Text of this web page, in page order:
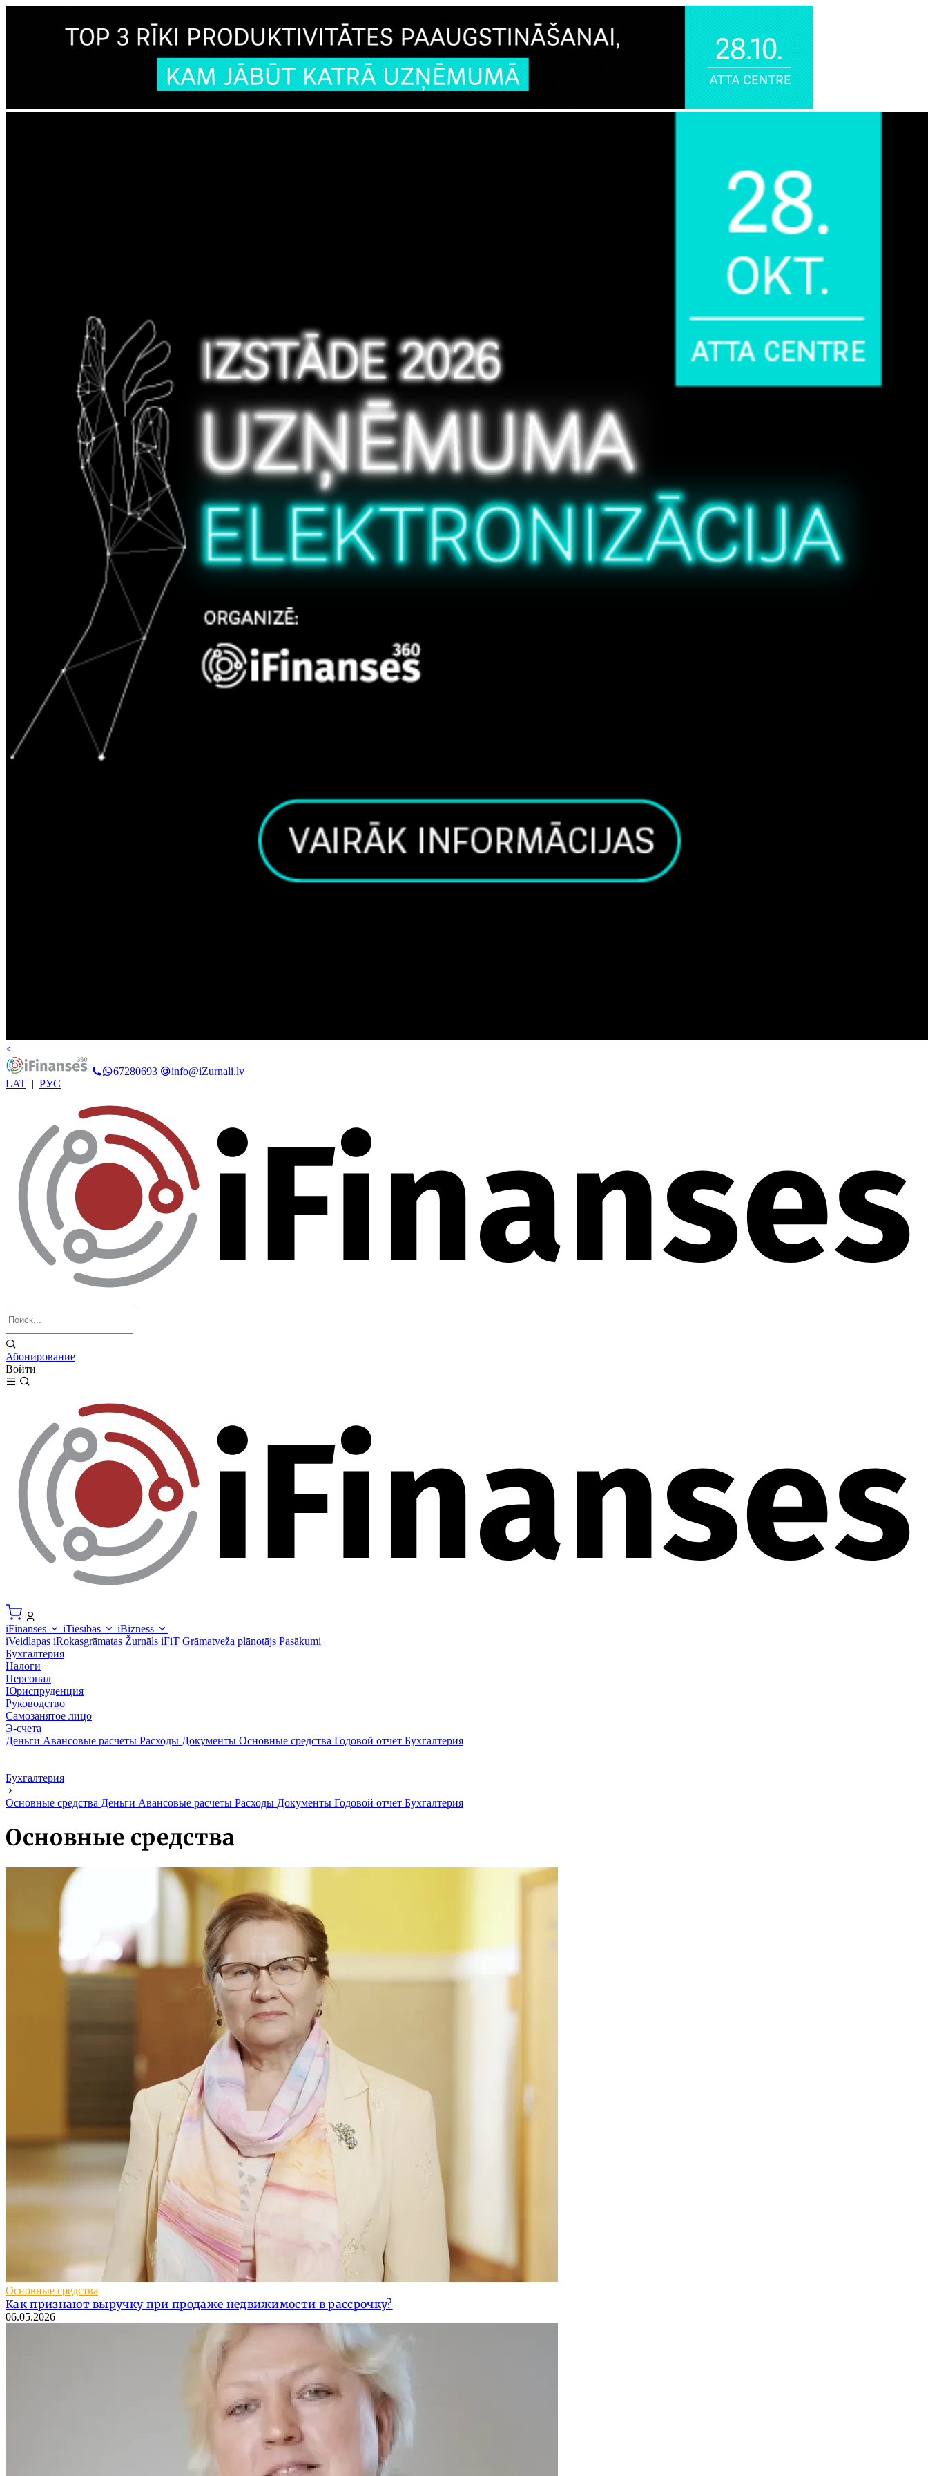
<
67280693
info@iZurnali.lv
LAT | РУС
Абонирование
Войти
iFinanses iTiesības
iBizness
iVeidlapas iRokasgrāmatas Žurnāls iFiT Grāmatveža plānotājs Pasākumi
Бухгалтерия
Налоги
Персонал
Юриспруденция
Руководство
Самозанятое лицо
Э-счета
Деньги Авансовые расчеты Расходы Документы Основные средства Годовой отчет Бухгалтерия
Бухгалтерия
Основные средства Деньги Авансовые расчеты Расходы Документы Годовой отчет Бухгалтерия
Основные средства
Основные средства
Как признают выручку при продаже недвижимости в рассрочку?
06.05.2026